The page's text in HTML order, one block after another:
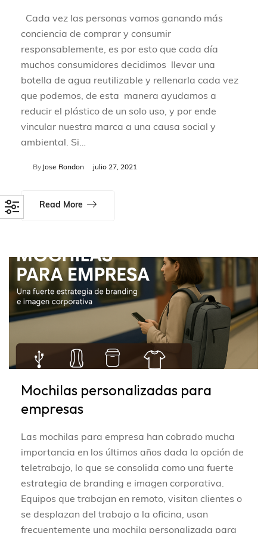
Cada vez las personas vamos ganando más
conciencia de comprar y consumir
responsablemente, es por esto que cada día
muchos consumidores decidimos llevar una
botella de agua reutilizable y rellenarla cada vez
que podemos, de esta manera ayudamos a
reducir el plástico de un solo uso, y por ende
vincular nuestra marca a una causa social y
ambiental. Si…
By Jose Rondon julio 27, 2021
Read More
Mochilas personalizadas para
empresas
Las mochilas para empresa han cobrado mucha
importancia en los últimos años dada la opción de
teletrabajo, lo que se consolida como una fuerte
estrategia de branding e imagen corporativa.
Equipos que trabajan en remoto, visitan clientes o
se desplazan del trabajo a la oficina, usan
frecuentemente una mochila personalizada para